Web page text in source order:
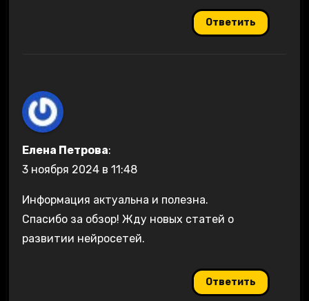
Ответить
Елена Петрова:
3 ноября 2024 в 11:48
Информация актуальна и полезна.
Спасибо за обзор! Жду новых статей о
развитии нейросетей.
Ответить